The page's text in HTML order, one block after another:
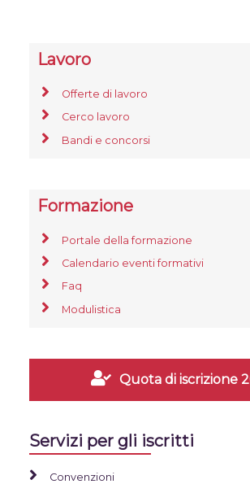
Lavoro
Offerte di lavoro
Cerco lavoro
Bandi e concorsi
Formazione
Portale della formazione
Calendario eventi formativi
Faq
Modulistica
Quota di iscrizione
Servizi per gli iscritti
Convenzioni